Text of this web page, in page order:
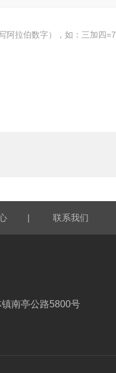
阿拉伯数字），如：三加四=7
| 联系我们
南亭公路5800号